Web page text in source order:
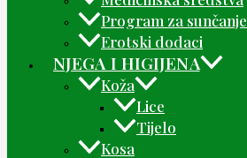
Program za sunčanje
Erotski dodaci
NJEGA I HIGIJENA
Koža
Lice
Tijelo
Kosa